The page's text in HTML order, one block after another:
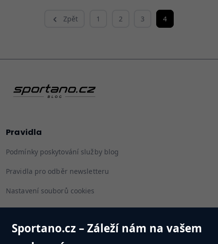
Sportano.cz – Záleží nám na vašem
Zpět 1 2 3 4
Pravidla
Podmínky poskytování služby blog
Pravidla pro odběr newsletteru
Nastavení souborů cookies
Sleduj nás